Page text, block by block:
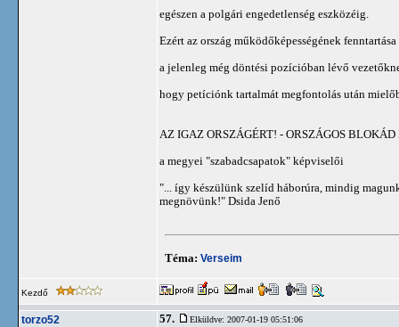
egészen a polgári engedetlenség eszközéig.
Ezért az ország működőképességének
a jelenleg még döntési pozícióban lévő
hogy petíciónk tartalmát megfontolás után
AZ IGAZ ORSZÁGÉRT! - ORSZÁGOS
a megyei "szabadcsapatok" képviselői
"... így készülünk szelíd háborúra, mindig
megnövünk!" Dsida Jenő
Téma: Verseim
Kezdő
torzo52 57. Elküldve: 2007-01-19 05:51:06